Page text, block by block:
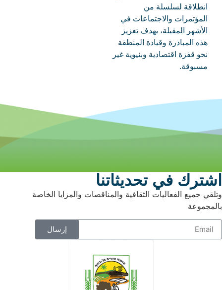
انطلاقة لسلسلة من
المؤتمرات والاجتماعات في
الأشهر المقبلة، بهدف تعزيز
هذه المبادرة وقيادة المنطقة
نحو قفزة اقتصادية وبنيوية غير
مسبوقة.
اشترك في تحديثاتنا
وتلقي جميع الفعاليات الثقافية والمناقصات والمزايا الخاصة
بالمجموعة
إرسال